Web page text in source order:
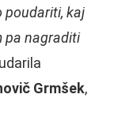
poudariti, kaj
pa nagraditi
Grmšek,